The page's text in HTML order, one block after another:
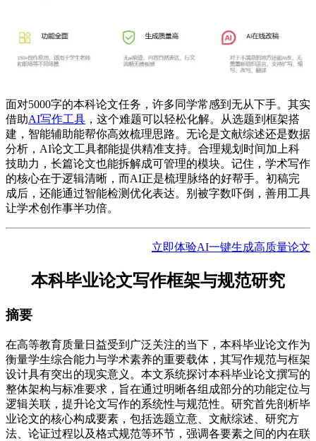
面对5000字的本科论文任务，许多同学常感到无从下手。其实
借助AI写作工具 ，这个难题可以轻松化解。从选题到框架搭
建，智能辅助能帮你高效梳理思路。无论是文献综述还是数据
分析，AI论文工具都能提供精准支持。合理规划时间加上科
技助力，长篇论文也能拆解成可管理的模块。记住，学术写作
的核心在于逻辑清晰，而AI正是梳理脉络的好帮手。初稿完
成后，还能通过智能检测优化表达。别被字数吓倒，善用工具
让学术创作事半功倍。
立即体验AI一键生成高质量论文
本科毕业论文写作框架与规范研究
摘要
在高等教育质量日益受到广泛关注的当下，本科毕业论文作为
衡量学生综合能力与学术素养的重要载体，其写作规范与框架
设计具有突出的现实意义。本文系统探讨本科毕业论文撰写的
整体架构与标准要求，旨在通过明晰各组成部分的功能定位与
逻辑关联，提升论文写作的系统性与规范性。研究首先剖析毕
业论文的核心构成要素，包括选题立意、文献综述、研究方
法、论证过程以及格式规范等环节，强调各要素之间的内在联